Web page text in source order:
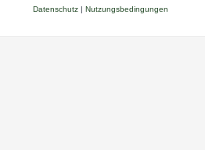
Datenschutz| Nutzungsbedingungen